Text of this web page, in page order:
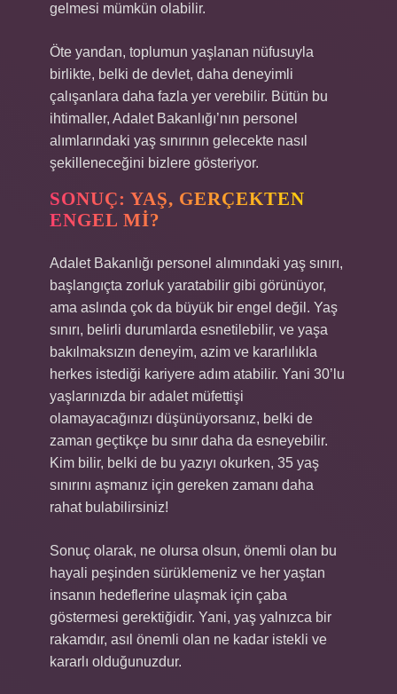
gelmesi mümkün olabilir.
Öte yandan, toplumun yaşlanan nüfusuyla
birlikte, belki de devlet, daha deneyimli
çalışanlara daha fazla yer verebilir. Bütün bu
ihtimaller, Adalet Bakanlığı’nın personel
alımlarındaki yaş sınırının gelecekte nasıl
şekilleneceğini bizlere gösteriyor.
SONUÇ: YAŞ, GERÇEKTEN
ENGEL MI?
Adalet Bakanlığı personel alımındaki yaş sınırı,
başlangıçta zorluk yaratabilir gibi görünüyor,
ama aslında çok da büyük bir engel değil. Yaş
sınırı, belirli durumlarda esnetilebilir, ve yaşa
bakılmaksızın deneyim, azim ve kararlılıkla
herkes istediği kariyere adım atabilir. Yani 30’lu
yaşlarınızda bir adalet müfettişi
olamayacağınızı düşünüyorsanız, belki de
zaman geçtikçe bu sınır daha da esneyebilir.
Kim bilir, belki de bu yazıyı okurken, 35 yaş
sınırını aşmanız için gereken zamanı daha
rahat bulabilirsiniz!
Sonuç olarak, ne olursa olsun, önemli olan bu
hayali peşinden sürüklemeniz ve her yaştan
insanın hedeflerine ulaşmak için çaba
göstermesi gerektiğidir. Yani, yaş yalnızca bir
rakamdır, asıl önemli olan ne kadar istekli ve
kararlı olduğunuzdur.